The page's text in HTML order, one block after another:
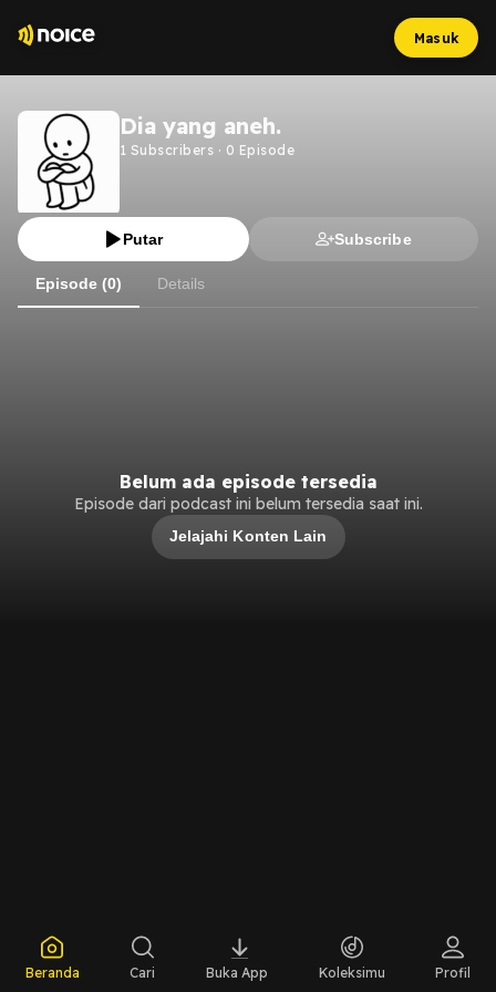
Masuk
Dia yang aneh.
1 Subscribers · 0 Episode
Putar Subscribe
Episode (0) Details
Belum ada episode tersedia
Episode dari podcast ini belum tersedia saat ini.
Jelajahi Konten Lain
Beranda Cari Buka App Koleksimu Profil